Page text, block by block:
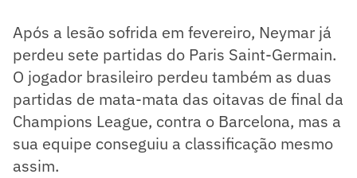
Após a lesão sofrida em fevereiro, Neymar já
perdeu sete partidas do Paris Saint-Germain.
O jogador brasileiro perdeu também as duas
partidas de mata-mata das oitavas de final da
Champions League, contra o Barcelona, mas a
sua equipe conseguiu a classificação mesmo
assim.